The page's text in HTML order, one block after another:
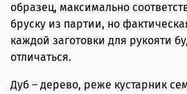
образец, максимально
бруску из партии, но
каждой заготовки для рукояти
отличаться.
Дуб – дерево, реже кустарник